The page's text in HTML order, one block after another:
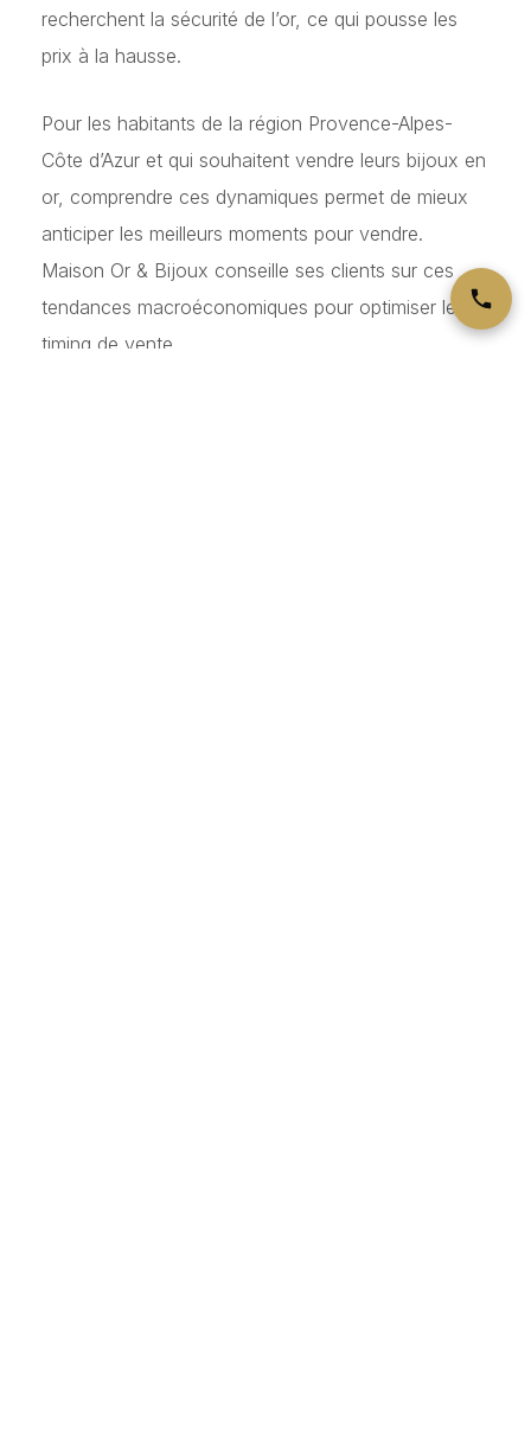
recherchent la sécurité de l’or, ce qui pousse les
prix à la hausse.
Pour les habitants de la région Provence-Alpes-
Côte d’Azur et qui souhaitent vendre leurs bijoux en
or, comprendre ces dynamiques permet de mieux
anticiper les meilleurs moments pour vendre.
Maison Or & Bijoux conseille ses clients sur ces
tendances macroéconomiques pour optimiser leur
timing de vente.